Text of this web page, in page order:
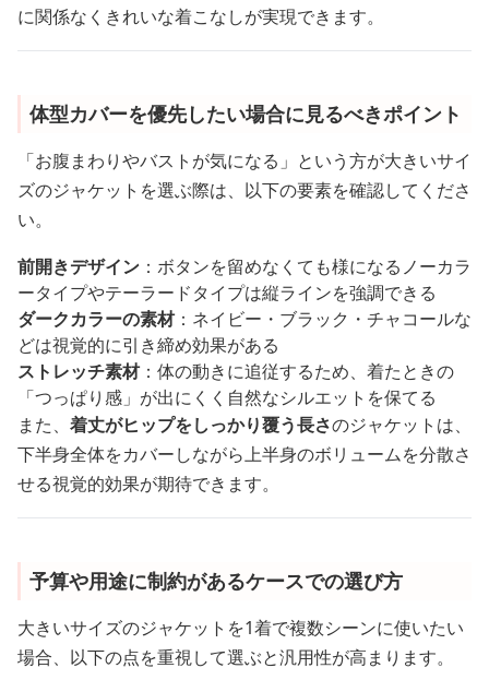
に関係なくきれいな着こなしが実現できます。
体型カバーを優先したい場合に見るべきポイント
「お腹まわりやバストが気になる」という方が大きいサイ
ズのジャケットを選ぶ際は、以下の要素を確認してくださ
い。
前開きデザイン ：ボタンを留めなくても様になるノーカラ
ータイプやテーラードタイプは縦ラインを強調できる
ダークカラーの素材：ネイビー・ブラック・チャコールな
どは視覚的に引き締め効果がある
ストレッチ素材：体の動きに追従するため、着たときの
「つっぱり感」が出にくく自然なシルエットを保てる
また、 着丈がヒップをしっかり覆う長さのジャケットは、
下半身全体をカバーしながら上半身のボリュームを分散さ
せる視覚的効果が期待できます。
予算や用途に制約があるケースでの選び方
大きいサイズのジャケットを1着で複数シーンに使いたい
場合、以下の点を重視して選ぶと汎用性が高まります。